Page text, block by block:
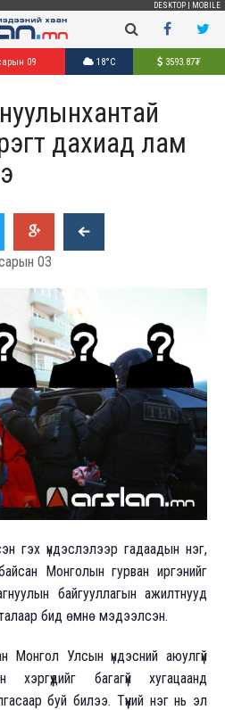
DESKTOP MOBILE
09 18°C 3593.87₮
дахиад лам
03
гэх үндэслэлээр гадаадын нэг,
Монголын гурван иргэнийг
байгууллагын ажилтнууд
бид өмнө мэдээлсэн.
Монгол Улсын үндэсний аюулгүй
багагүй хугацаанд
буй билээ. Түүний нэг нь эл